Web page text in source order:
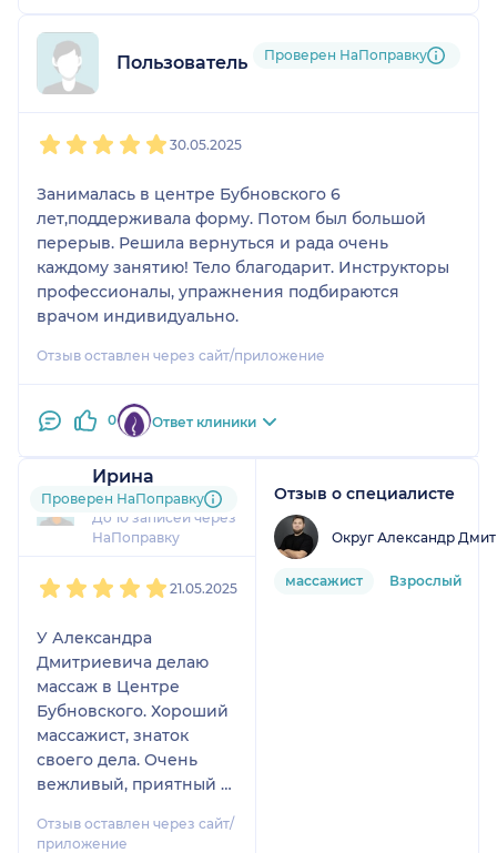
Пользователь НаПоправку
Проверен НаПоправку
30.05.2025
Занималась в центре Бубновского 6
лет,поддерживала форму. Потом был большой
перерыв. Решила вернуться и рада очень
каждому занятию! Тело благодарит. Инструкторы
профессионалы, упражнения подбираются
врачом индивидуально.
Отзыв оставлен через сайт/приложение
0 Ответ клиники
Ирина
3 отзываи2 оценки
До 10 записей через
НаПоправку
Проверен НаПоправку
21.05.2025
У Александра
Дмитриевича делаю
массаж в Центре
Бубновского. Хороший
массажист, знаток
своего дела. Очень
вежливый, приятный в
Отзыв оставлен через сайт/
приложение
Отзыв о специалисте
Округ Александр
массажист Взрослый